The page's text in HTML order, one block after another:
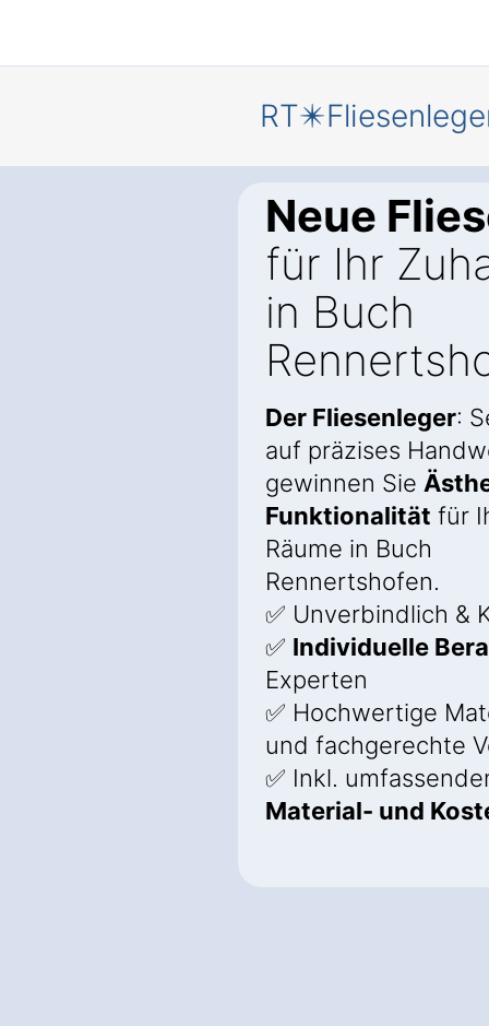
Neue
für Ihr
in Buch
Der Fliesenleger:
auf präzises
gewinnen Sie
Funktionalität für
Räume in Buch
Rennertshofen.
✅ Unverbindlich &
✅ Individuelle
Experten
✅ Hochwertige
und fachgerechte
✅ Inkl.
Material- und